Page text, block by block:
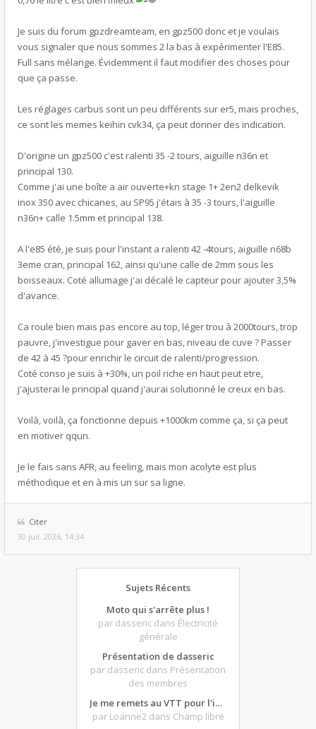
Je suis du forum gpzdreamteam, en gpz500 donc et je voulais
vous signaler que nous sommes 2 la bas à expérimenter l'E85.
Full sans mélange. Évidemment il faut modifier des choses pour
que ça passe.
Les réglages carbus sont un peu différents sur er5, mais proches,
ce sont les memes keihin cvk34, ça peut donner des indication.
D'origine un gpz500 c'est ralenti 35 -2 tours, aiguille n36n et
principal 130.
Comme j'ai une boîte a air ouverte+kn stage 1+ 2en2 delkevik
inox 350 avec chicanes, au SP95 j'étais à 35 -3 tours, l'aiguille
n36n+ calle 1.5mm et principal 138.
A l'e85 été, je suis pour l'instant a ralenti 42 -4tours, aiguille n68b
3eme cran, principal 162, ainsi qu'une calle de 2mm sous les
boisseaux. Coté allumage j'ai décalé le capteur pour ajouter 3,5%
d'avance.
Ca roule bien mais pas encore au top, léger trou à 2000tours, trop
pauvre, j'investigue pour gaver en bas, niveau de cuve ? Passer
de 42 à 45 ?pour enrichir le circuit de ralenti/progression.
Coté conso je suis à +30%, un poil riche en haut peut etre,
j'ajusterai le principal quand j'aurai solutionné le creux en bas.
Voilà, voilà, ça fonctionne depuis +1000km comme ça, si ça peut
en motiver qqun.
Je le fais sans AFR, au feeling, mais mon acolyte est plus
méthodique et en à mis un sur sa ligne.
Citer
30 juil. 2026, 14:34
Sujets Récents
Moto qui s'arrête plus !
par dasseric dans Électricité
générale
Présentation de dasseric
par dasseric dans Présentation
des membres
Je me remets au VTT pour l'intersaison, version électrique
par Loanne2 dans Champ libre